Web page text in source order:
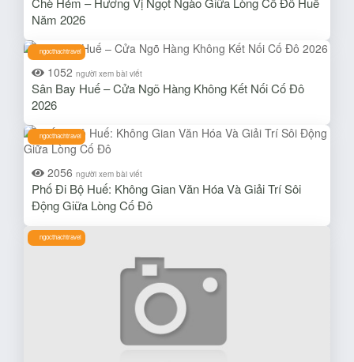
Năm 2026
ngocthachtravel
1052 người xem bài viết
Sân Bay Huế – Cửa Ngõ Hàng Không Kết Nối Cố Đô
2026
ngocthachtravel
2056 người xem bài viết
Phố Đi Bộ Huế: Không Gian Văn Hóa Và Giải Trí Sôi
Động Giữa Lòng Cố Đô
ngocthachtravel